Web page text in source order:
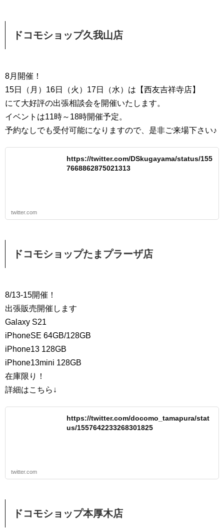
ドコモショップ久我山店
8月開催！
15日（月）16日（火）17日（水）は【西友吉祥寺店】
にて大好評の出張相談会を開催いたします。
イベントは11時～18時開催予定。
予約なしでも受付可能になりますので、是非ご来場下さい♪
https://twitter.com/DSkugayama/status/155
7668862875021313
twitter.com
ドコモショップたまプラーザ店
8/13-15開催！
出張販売開催します
Galaxy S21
iPhoneSE 64GB/128GB
iPhone13 128GB
iPhone13mini 128GB
在庫限り！
詳細はこちら↓
https://twitter.com/docomo_tamapura/stat
us/1557642233268301825
twitter.com
ドコモショップ本厚木店